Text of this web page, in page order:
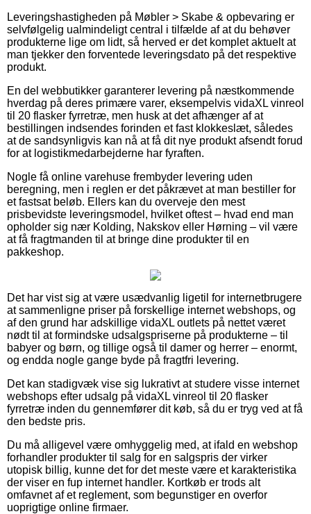
Leveringshastigheden på Møbler > Skabe & opbevaring er
selvfølgelig ualmindeligt central i tilfælde af at du behøver
produkterne lige om lidt, så herved er det komplet aktuelt at
man tjekker den forventede leveringsdato på det respektive
produkt.
En del webbutikker garanterer levering på næstkommende
hverdag på deres primære varer, eksempelvis vidaXL vinreol
til 20 flasker fyrretræ, men husk at det afhænger af at
bestillingen indsendes forinden et fast klokkeslæt, således
at de sandsynligvis kan nå at få dit nye produkt afsendt forud
for at logistikmedarbejderne har fyraften.
Nogle få online varehuse frembyder levering uden
beregning, men i reglen er det påkrævet at man bestiller for
et fastsat beløb. Ellers kan du overveje den mest
prisbevidste leveringsmodel, hvilket oftest – hvad end man
opholder sig nær Kolding, Nakskov eller Hørning – vil være
at få fragtmanden til at bringe dine produkter til en
pakkeshop.
Det har vist sig at være usædvanlig ligetil for internetbrugere
at sammenligne priser på forskellige internet webshops, og
af den grund har adskillige vidaXL outlets på nettet været
nødt til at formindske udsalgspriserne på produkterne – til
babyer og børn, og tillige også til damer og herrer – enormt,
og endda nogle gange byde på fragtfri levering.
Det kan stadigvæk vise sig lukrativt at studere visse internet
webshops efter udsalg på vidaXL vinreol til 20 flasker
fyrretræ inden du gennemfører dit køb, så du er tryg ved at få
den bedste pris.
Du må alligevel være omhyggelig med, at ifald en webshop
forhandler produkter til salg for en salgspris der virker
utopisk billig, kunne det for det meste være et karakteristika
der viser en fup internet handler. Kortkøb er trods alt
omfavnet af et reglement, som begunstiger en overfor
uoprigtige online firmaer.